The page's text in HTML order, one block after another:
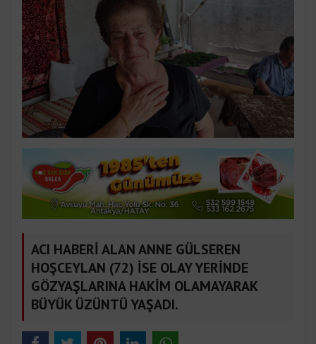
ACI HABERİ ALAN ANNE GÜLSEREN
HOŞCEYLAN (72) İSE OLAY YERİNDE
GÖZYAŞLARINA HAKİM OLAMAYARAK
BÜYÜK ÜZÜNTÜ YAŞADI.